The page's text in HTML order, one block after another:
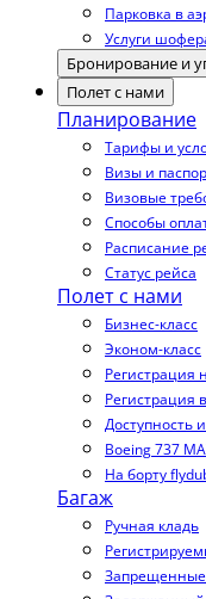
Парковка в
Услуги
Бронирование и
Полет с нами
Планирование
Тарифы и
Визы и
Визовые
Способы
Расписание
Статус рейса
Полет с нами
Бизнес-класс
Эконом-класс
Регистрация
Регистрация
Доступность
Boeing 737
На борту
Багаж
Ручная кладь